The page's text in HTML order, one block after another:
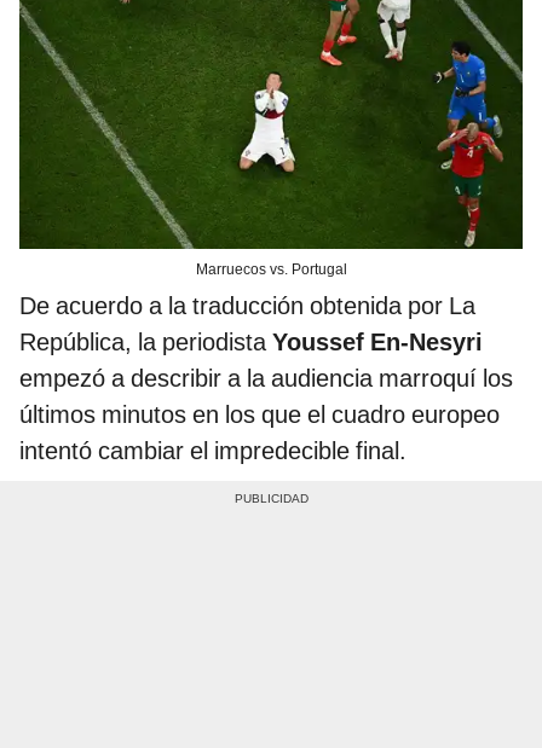
Marruecos vs. Portugal
De acuerdo a la traducción obtenida por La
República, la periodistaYoussef En-Nesyri
empezó a describir a la audiencia marroquí los
últimos minutos en los que el cuadro europeo
intentó cambiar el impredecible final.